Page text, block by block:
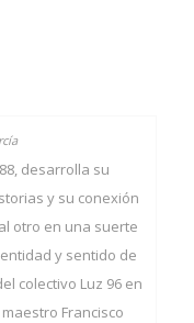
desarrolla su
y su conexión
otro en una suerte
y sentido de
colectivo Luz 96 en
Francisco